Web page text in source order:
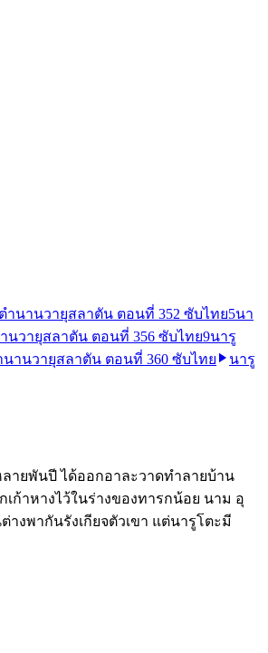
ำนานวายุสลาตัน ตอนที่ 352 ซับไทย5นา
นวายุสลาตัน ตอนที่ 356 ซับไทย9นารู
นานวายุสลาตัน ตอนที่ 360 ซับไทย
นารู
ายพันปี ได้ออกอาละวาดทำลายบ้าน
ก้าหางไว้ในร่างของทารกน้อย นาม อุ
งพากันรังเกียจตัวเขา แต่นารูโตะมี